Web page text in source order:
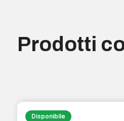
Prodotti
Disponibile